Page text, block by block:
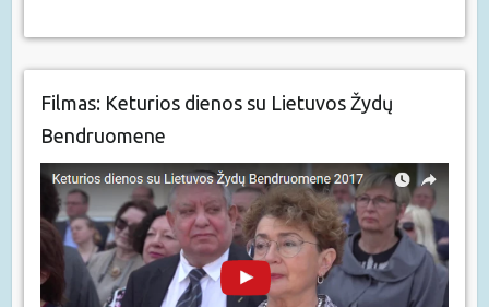
Filmas: Keturios dienos su Lietuvos Žydų
Bendruomene